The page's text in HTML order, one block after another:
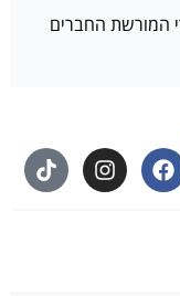
המורשת החברים